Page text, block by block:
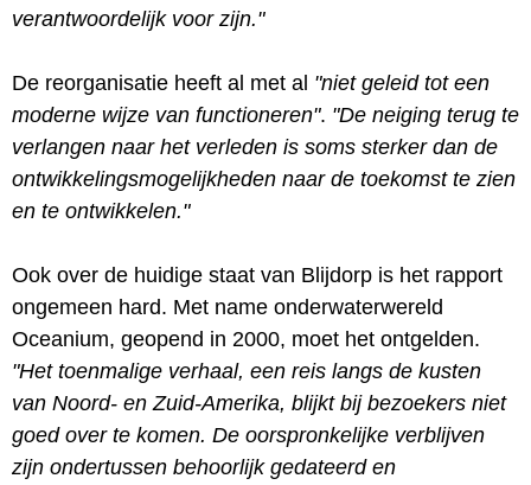
verantwoordelijk voor zijn."
De reorganisatie heeft al met al "niet geleid tot een
moderne wijze van functioneren". "De neiging terug te
verlangen naar het verleden is soms sterker dan de
ontwikkelingsmogelijkheden naar de toekomst te zien
en te ontwikkelen."
Ook over de huidige staat van Blijdorp is het rapport
ongemeen hard. Met name onderwaterwereld
Oceanium, geopend in 2000, moet het ontgelden.
"Het toenmalige verhaal, een reis langs de kusten
van Noord- en Zuid-Amerika, blijkt bij bezoekers niet
goed over te komen. De oorspronkelijke verblijven
zijn ondertussen behoorlijk gedateerd en